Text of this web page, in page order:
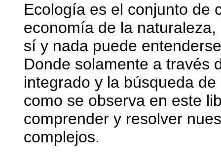
Ecología es el conjunto de
economía de la
sí y nada puede
Donde solamente a través
integrado y la búsqueda
como se observa en este
comprender y resolver
complejos.